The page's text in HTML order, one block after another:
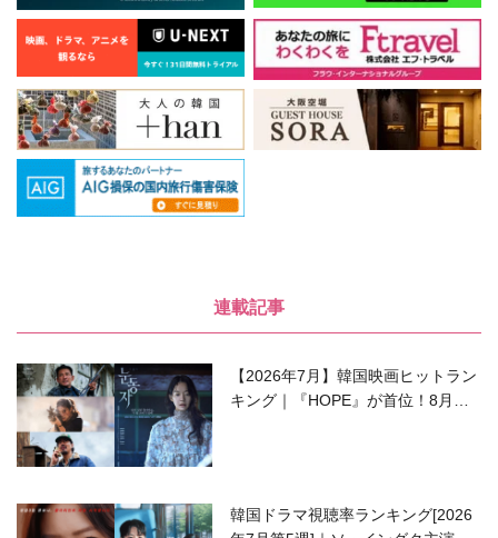
連載記事
【2026年7月】韓国映画ヒットラン
キング｜『HOPE』が首位！8月公
韓国ドラマ視聴率ランキング[2026